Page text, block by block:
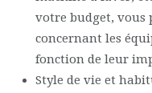
votre budget, vous
concernant les
fonction de leur
Style de vie et